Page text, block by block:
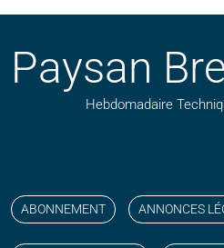
Paysan
Hebdomadaire
ABONNEMENT ANNONCES